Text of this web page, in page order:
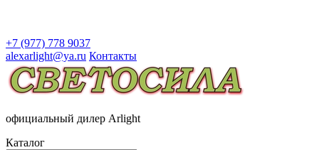
+7 (977) 778 9037
alexarlight@ya.ru Контакты
официальный дилер Arlight
Каталог